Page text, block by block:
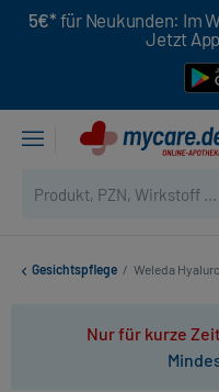
5€* für Neukunden: Im
Jetzt
Gesichtspflege / Weleda
Nur für kurze